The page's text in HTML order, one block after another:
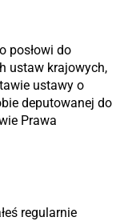
posłowi do
ustaw krajowych,
ustawy o
deputowanej do
Prawa
regularnie